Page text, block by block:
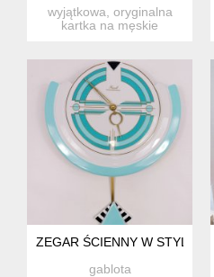
wyjątkowa, oryginalna
kartka na męskie
ZEGAR ŚCIENNY W STYLU
gablota